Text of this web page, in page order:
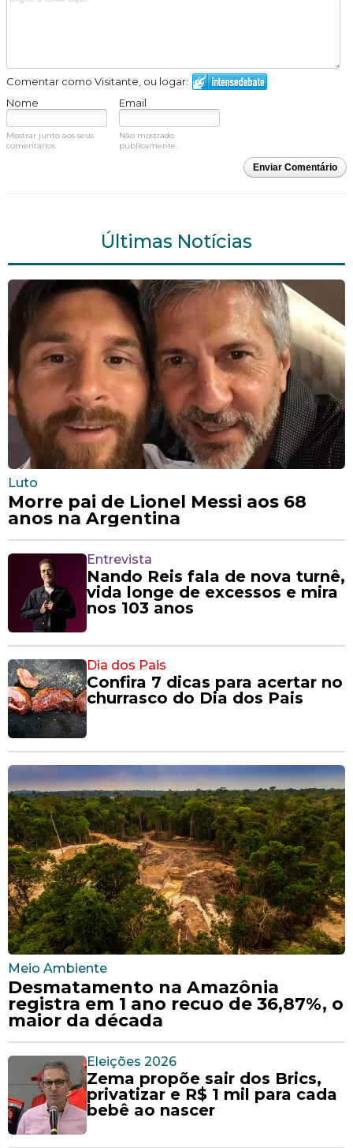
Comentar como Visitante, ou logar:
Nome
Email
Mostrar junto aos seus
comentários.
Não mostrado
publicamente.
Enviar Comentário
Últimas Notícias
Luto
Morre pai de Lionel Messi aos 68
anos na Argentina
Entrevista
Nando Reis fala de nova turnê,
vida longe de excessos e mira
nos 103 anos
Dia dos Pais
Confira 7 dicas para acertar no
churrasco do Dia dos Pais
Meio Ambiente
Desmatamento na Amazônia
registra em 1 ano recuo de 36,87%, o
maior da década
Eleições 2026
Zema propõe sair dos Brics,
privatizar e R$ 1 mil para cada
bebê ao nascer